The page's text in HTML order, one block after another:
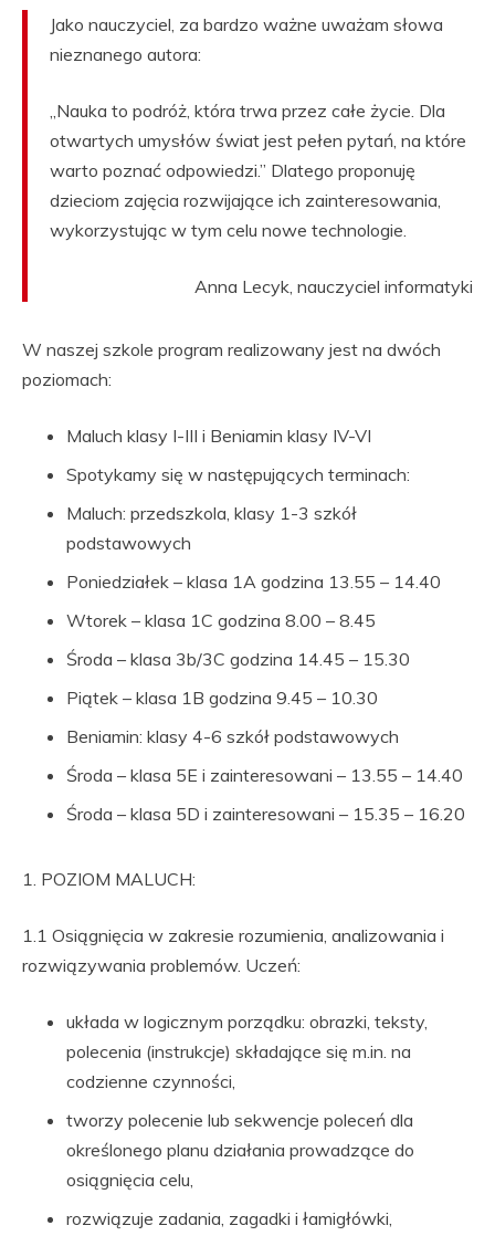
Jako nauczyciel, za bardzo ważne uważam słowa
nieznanego autora:
„Nauka to podróż, która trwa przez całe życie. Dla
otwartych umysłów świat jest pełen pytań, na które
warto poznać odpowiedzi.” Dlatego proponuję
dzieciom zajęcia rozwijające ich zainteresowania,
wykorzystując w tym celu nowe technologie.
Anna Lecyk, nauczyciel informatyki
W naszej szkole program realizowany jest na dwóch
poziomach:
Maluch klasy I-III i Beniamin klasy IV-VI
Spotykamy się w następujących terminach:
Maluch: przedszkola, klasy 1-3 szkół
podstawowych
Poniedziałek – klasa 1A godzina 13.55 – 14.40
Wtorek – klasa 1C godzina 8.00 – 8.45
Środa – klasa 3b/3C godzina 14.45 – 15.30
Piątek – klasa 1B godzina 9.45 – 10.30
Beniamin: klasy 4-6 szkół podstawowych
Środa – klasa 5E i zainteresowani – 13.55 – 14.40
Środa – klasa 5D i zainteresowani – 15.35 – 16.20
1. POZIOM MALUCH:
1.1 Osiągnięcia w zakresie rozumienia, analizowania i
rozwiązywania problemów. Uczeń:
układa w logicznym porządku: obrazki, teksty,
polecenia (instrukcje) składające się m.in. na
codzienne czynności,
tworzy polecenie lub sekwencje poleceń dla
określonego planu działania prowadzące do
osiągnięcia celu,
rozwiązuje zadania, zagadki i łamigłówki,